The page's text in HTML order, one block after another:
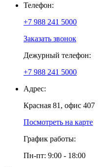
Телефон:
+7 988 241 5000
Заказать звонок
Дежурный телефон:
+7 988 241 5000
Адрес:
Красная 81, офис 407
Посмотреть на карте
График работы:
Пн-пт: 9:00 - 18:00